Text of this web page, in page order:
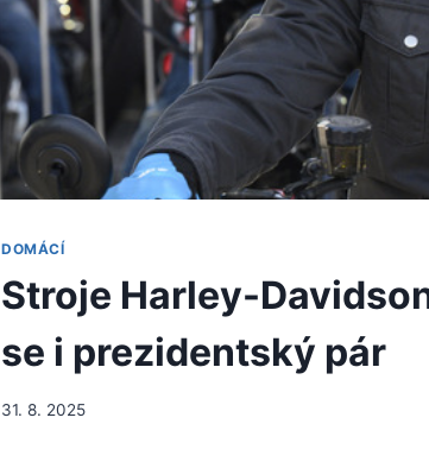
DOMÁCÍ
Stroje Harley-
se i prezidentský pár
31. 8. 2025